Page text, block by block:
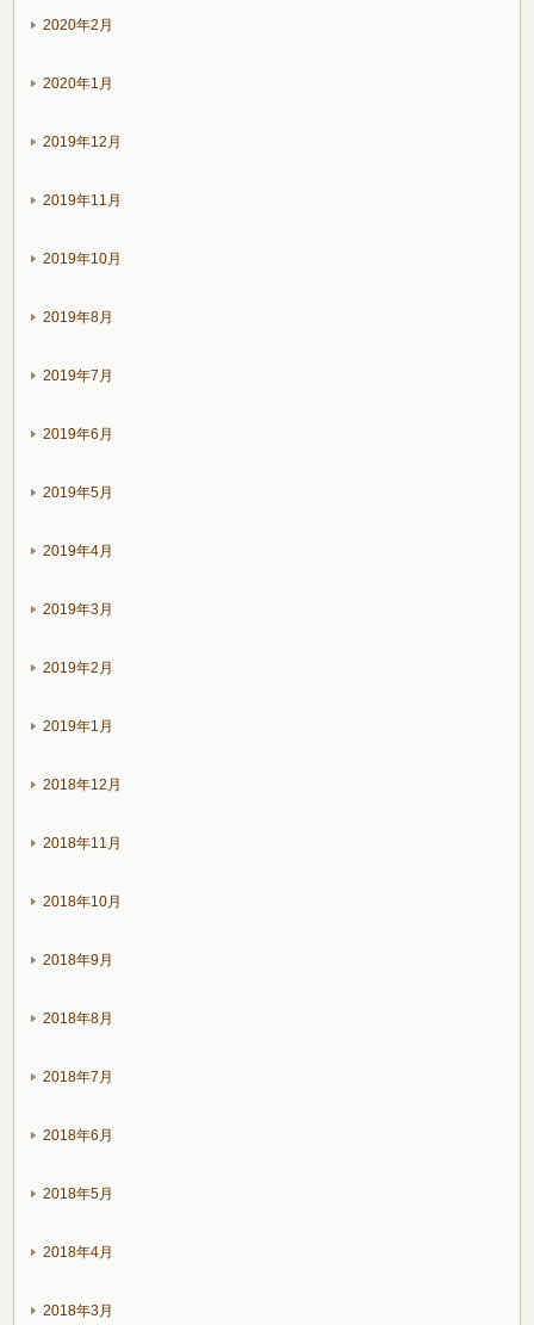
2020年2月
2020年1月
2019年12月
2019年11月
2019年10月
2019年8月
2019年7月
2019年6月
2019年5月
2019年4月
2019年3月
2019年2月
2019年1月
2018年12月
2018年11月
2018年10月
2018年9月
2018年8月
2018年7月
2018年6月
2018年5月
2018年4月
2018年3月